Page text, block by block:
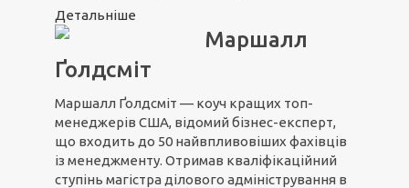
Детальніше
Маршалл
Ґолдсміт
Маршалл Ґолдсміт — коуч кращих топ-
менеджерів США, відомий бізнес-експерт,
що входить до 50 найвпливовіших фахівців
із менеджменту. Отримав кваліфікаційний
ступінь магістра ділового адміністрування в